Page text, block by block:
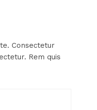
Consectetur
Rem quis